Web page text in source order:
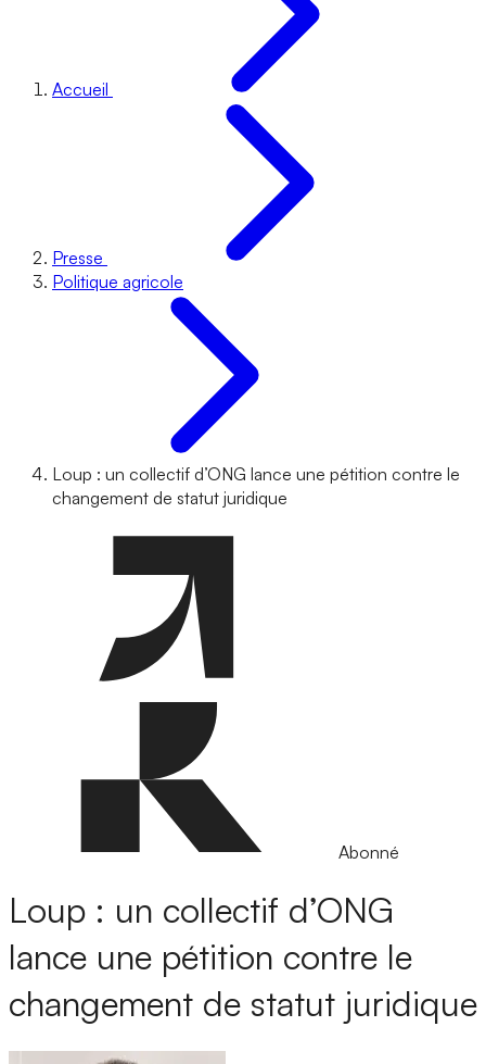
Accueil
Presse
Politique agricole
Loup : un collectif d’ONG lance une pétition contre le
changement de statut juridique
Abonné
Loup : un collectif d’ONG
lance une pétition contre le
changement de statut juridique